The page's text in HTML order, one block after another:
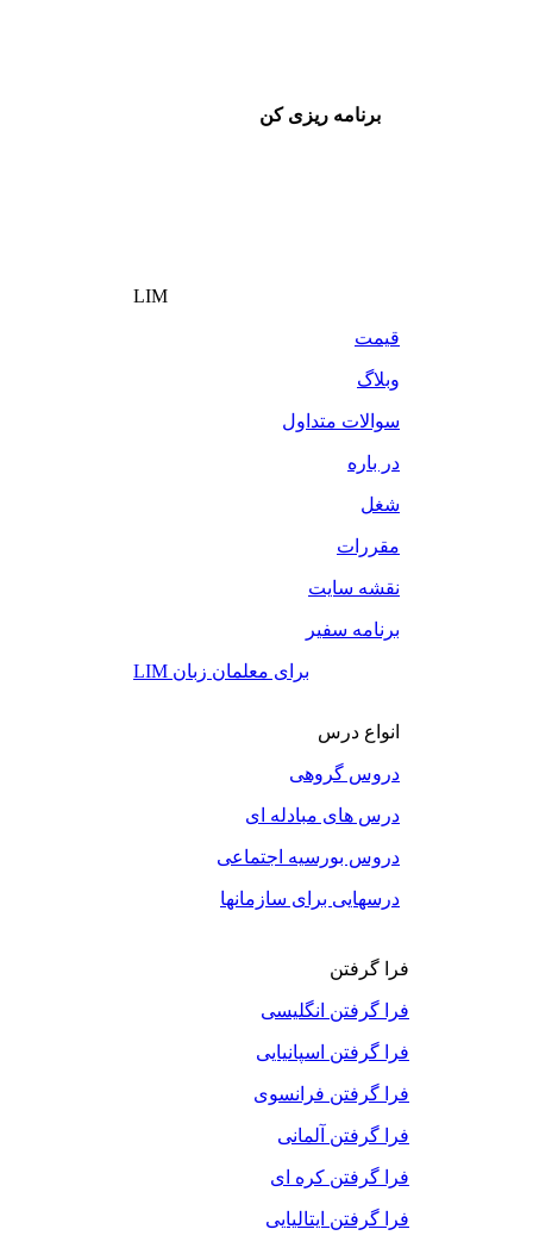
برنامه ریزی کن
LIM
قیمت
وبلاگ
سوالات متداول
در باره
شغل
مقررات
نقشه سایت
برنامه سفیر
LIM برای معلمان زبان
انواع درس
دروس گروهی
درس های مبادله ای
دروس بورسیه اجتماعی
درسهایی برای سازمانها
فرا گرفتن
فرا گرفتن انگلیسی
فرا گرفتن اسپانیایی
فرا گرفتن فرانسوی
فرا گرفتن آلمانی
فرا گرفتن کره ای
فرا گرفتن ایتالیایی